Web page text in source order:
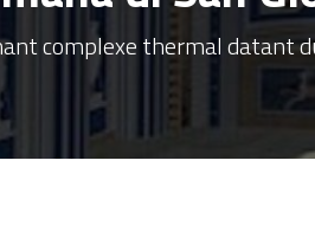
complexe thermal datant